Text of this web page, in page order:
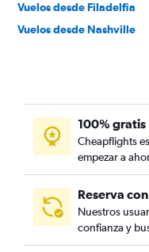
Vuelos desde Filadelfia
Vuelos desde Nashville
100% gratis
Cheapflights
empezar a
Reserva
Nuestros
confianza y